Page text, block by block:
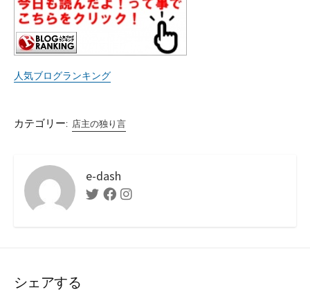
人気ブログランキング
カテゴリー: 店主の独り言
e-dash
TwitterFacebookInstagram
シェアする